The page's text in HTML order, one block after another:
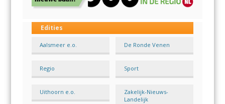
Edities
Aalsmeer e.o. De Ronde Venen
Regio Sport
Uithoorn e.o.
Zakelijk-Nieuws-
Landelijk